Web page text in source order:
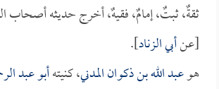
ثقةٌ، ثبتٌ، إمامٌ، فقيهٌ، أخرج حديثه أصحاب
[عنأبي الزناد].
هوعبد الله بن ذكوان المدني، كنيتهأبو عبد